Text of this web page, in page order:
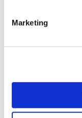
Marketing
2012 (44)
2008 (8)
2006 (9)